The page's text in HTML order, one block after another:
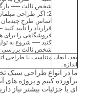
شخص ثالث ------
2: اگر طراحی
اساس طرح چیدمان
قرارداد را تأیید
فروشگاهی را برای
کنید ----- شروع به
شخص ثالث بررسی
بعد، ابعاد،
اندازه:
متناسب با طراحی
ما در انواع طراحی سبک
برآورده کنیم و پروژه های
ای یا جزئیات بیشتر نیاز